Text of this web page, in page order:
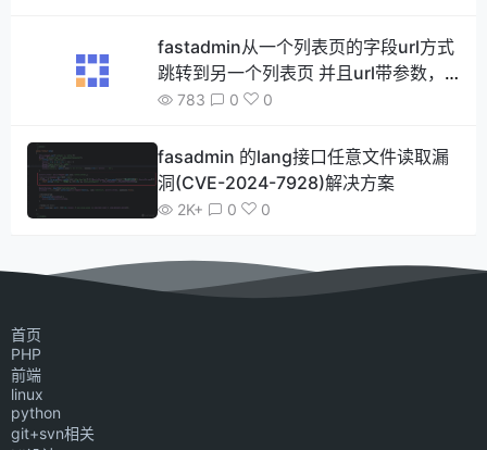
fastadmin从一个列表页的字段url方式
跳转到另一个列表页 并且url带参数，
如何做到参数传递 并且达到框架自带的
783 0 0
fasadmin 的lang接口任意文件读取漏
洞(CVE-2024-7928)解决方案
2K+ 0 0
首页
PHP
前端
linux
python
git+svn相关